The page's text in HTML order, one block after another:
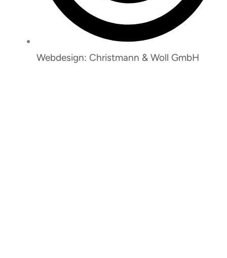
Webdesign: Christmann & Woll GmbH